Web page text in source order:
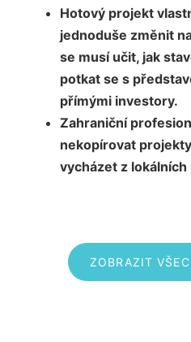
Hotový projekt
jednoduše změnit
se musí učit, jak
potkat se s
přímými investory.
Zahraniční
nekopírovat
vycházet z lokálních
ZOBRAZIT